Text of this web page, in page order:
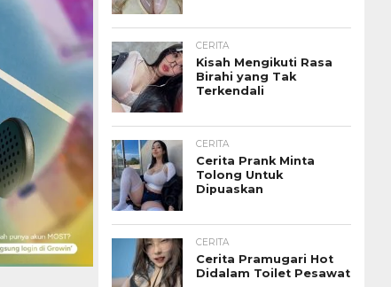
CERITA
Kisah Mengikuti Rasa
Birahi yang Tak
Terkendali
CERITA
Cerita Prank Minta
Tolong Untuk
Dipuaskan
CERITA
Cerita Pramugari Hot
Didalam Toilet Pesawat